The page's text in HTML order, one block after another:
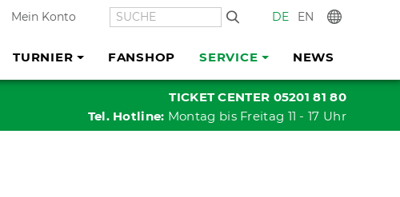
Mein Konto SUCHE DE EN
TURNIER FANSHOP SERVICE NEWS
TICKET CENTER 05201 81 80
Tel. Hotline: Montag bis Freitag 11 - 17 Uhr